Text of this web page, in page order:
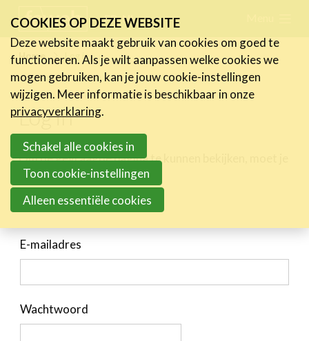
links
Jump
to
navigation
to
main
content
FR NL
Home Log in
Log in
Om de gevraagde pagina te kunnen bekijken, moet je
eerst inloggen.
E-mailadres
Wachtwoord
Nieuws
Activiteiten
Expertise
Toolbox
Bedrijvenzoeker
Lid worden Account
Zoeken
COOKIES OP DEZE WEBSITE
Deze website maakt gebruik van cookies om goed te
functioneren. Als je wilt aanpassen welke cookies we
mogen gebruiken, kan je jouw cookie-instellingen
wijzigen. Meer informatie is beschikbaar in onze
privacyverklaring.
Schakel alle cookies in
Toon cookie-instellingen
Alleen essentiële cookies